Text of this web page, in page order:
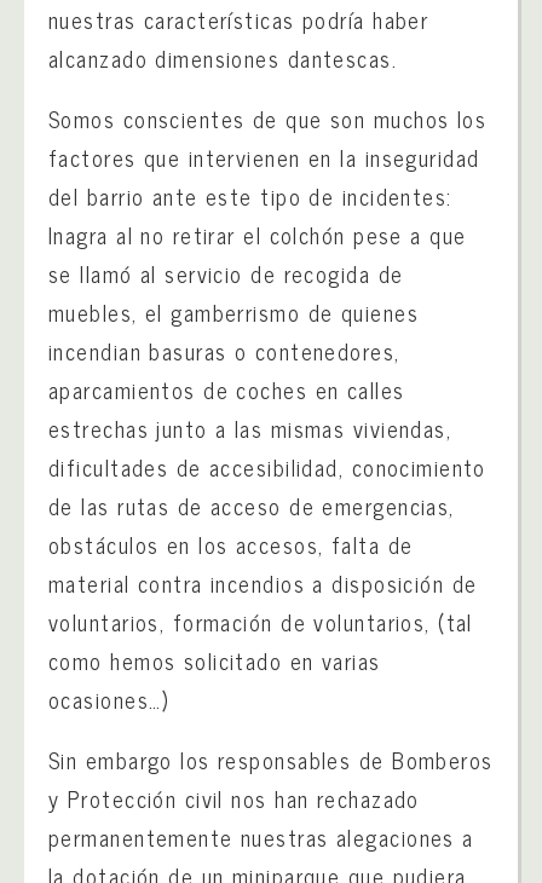
nuestras características podría haber
alcanzado dimensiones dantescas.
Somos conscientes de que son muchos los
factores que intervienen en la inseguridad
del barrio ante este tipo de incidentes:
Inagra al no retirar el colchón pese a que
se llamó al servicio de recogida de
muebles, el gamberrismo de quienes
incendian basuras o contenedores,
aparcamientos de coches en calles
estrechas junto a las mismas viviendas,
dificultades de accesibilidad, conocimiento
de las rutas de acceso de emergencias,
obstáculos en los accesos, falta de
material contra incendios a disposición de
voluntarios, formación de voluntarios, (tal
como hemos solicitado en varias
ocasiones…)
Sin embargo los responsables de Bomberos
y Protección civil nos han rechazado
permanentemente nuestras alegaciones a
la dotación de un miniparque que pudiera